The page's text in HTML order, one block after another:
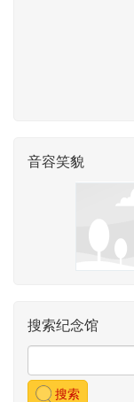
音容笑貌
搜索纪念馆
搜索